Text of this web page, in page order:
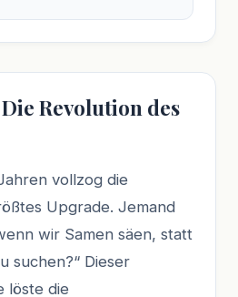
Revolution des
vollzog die
Upgrade. Jemand
wir Samen säen, statt
suchen?“ Dieser
löste die